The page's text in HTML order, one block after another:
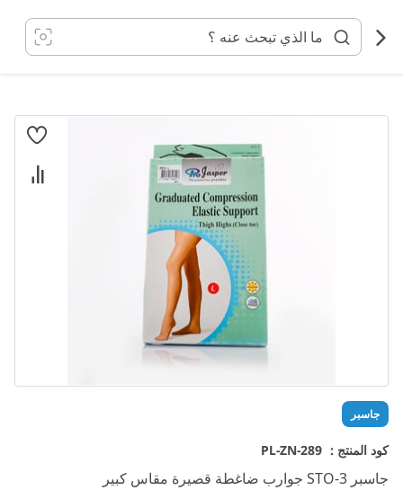
المحتوى
جاسبر
كود المنتج : PL-ZN-289
جاسبر STO-3 جوارب ضاغطة قصيرة مقاس كبير
انتقل
تخطي
إلى
بداية
معرض
الصور